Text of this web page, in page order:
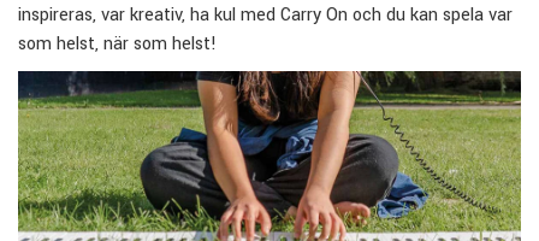
inspireras, var kreativ, ha kul med Carry On och du kan spela var
som helst, när som helst!